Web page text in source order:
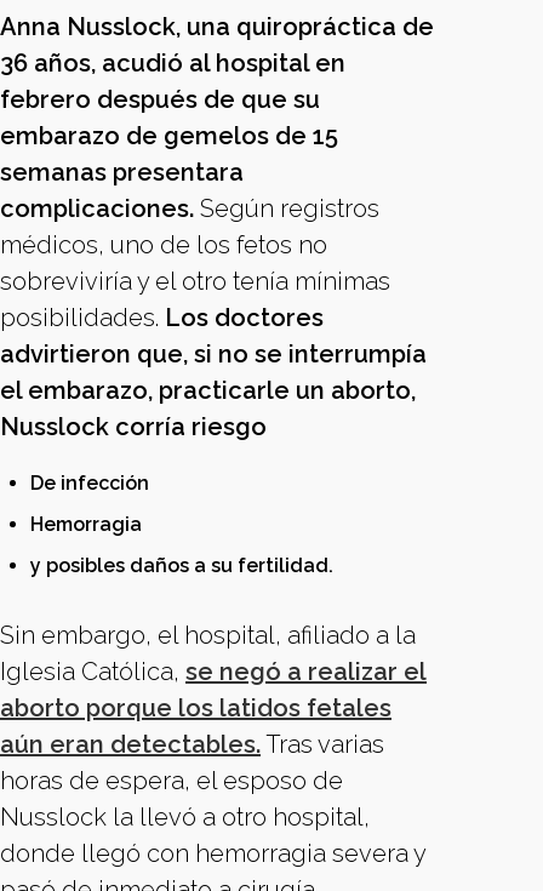
Anna Nusslock, una quiropráctica de
36 años, acudió al hospital en
febrero después de que su
embarazo de gemelos de 15
semanas presentara
complicaciones. Según registros
médicos, uno de los fetos no
sobreviviría y el otro tenía mínimas
posibilidades. Los doctores
advirtieron que, si no se interrumpía
el embarazo, practicarle un aborto,
Nusslock corría riesgo
De infección
Hemorragia
y posibles daños a su fertilidad.
Sin embargo, el hospital, afiliado a la
Iglesia Católica, se negó a realizar el
aborto porque los latidos fetales
aún eran detectables.Tras varias
horas de espera, el esposo de
Nusslock la llevó a otro hospital,
donde llegó con hemorragia severa y